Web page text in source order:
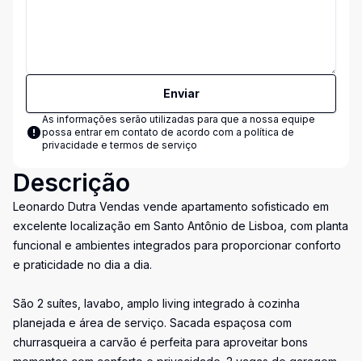
Enviar
As informações serão utilizadas para que a nossa equipe
possa entrar em contato de acordo com a política de
privacidade e termos de serviço
Descrição
Leonardo Dutra Vendas vende apartamento sofisticado em
excelente localização em Santo Antônio de Lisboa, com planta
funcional e ambientes integrados para proporcionar conforto
e praticidade no dia a dia.
São 2 suítes, lavabo, amplo living integrado à cozinha
planejada e área de serviço. Sacada espaçosa com
churrasqueira a carvão é perfeita para aproveitar bons